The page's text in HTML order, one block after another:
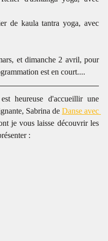
de kaula tantra yoga, avec
et dimanche 2 avril, pour
est en court....
heureuse d'accueillir une
Sabrina de Danse avec
je vous laisse découvrir les
: